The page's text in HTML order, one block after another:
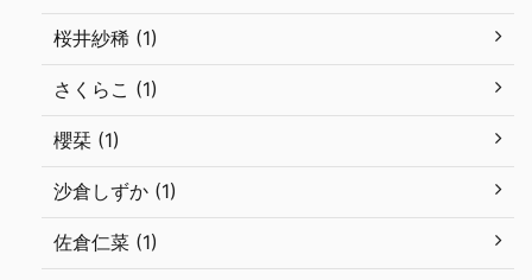
桜井紗稀 (1)
さくらこ (1)
櫻栞 (1)
沙倉しずか (1)
佐倉仁菜 (1)